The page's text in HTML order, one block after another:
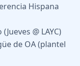
Hispana
@ LAYC)
de OA (plantel